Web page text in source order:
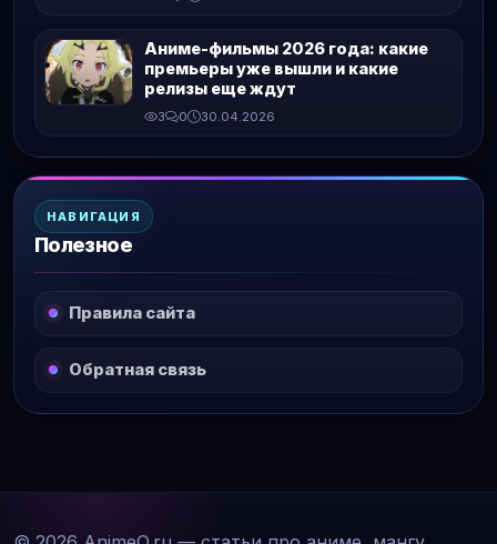
Аниме-фильмы 2026 года: какие
премьеры уже вышли и какие
релизы еще ждут
3 0 30.04.2026
НАВИГАЦИЯ
Полезное
Правила сайта
Обратная связь